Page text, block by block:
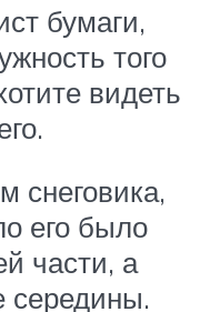
бумаги,
того
видеть
снеговика,
его было
части, а
середины.